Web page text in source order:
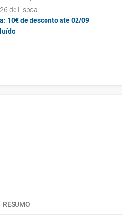
de Lisboa
10€ de desconto até 02/09
RESUMO